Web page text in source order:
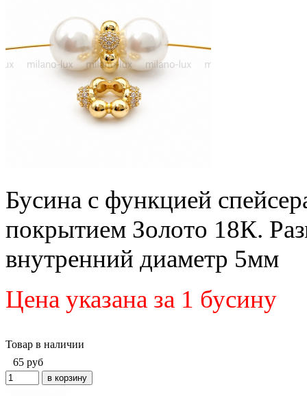
Бусина с функцией
покрытием Золото 18К.
внутренний диаметр 5мм
Цена указана за 1 бусину
Товар в наличии
65 руб